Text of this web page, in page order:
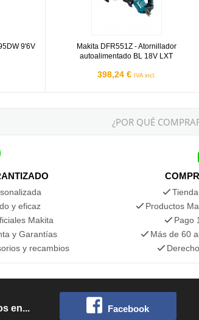
9'6V
Makita DFR551Z - Atornillador
autoalimentado BL 18V LXT
398,24 € IVA incl.
¿POR QUÉ
y eficaz
Makita
y Garantías
y recambios
Productos
Pago
Más de 60
en... Facebook